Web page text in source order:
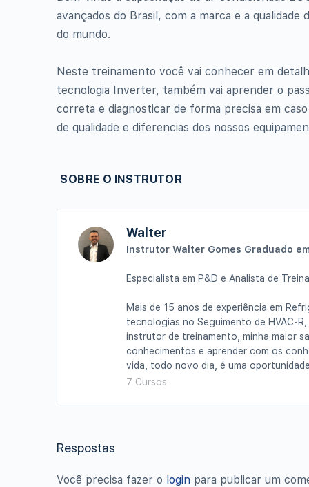
avançados do Brasil, com a marca e a
do mundo.
Neste treinamento você vai conhecer em
tecnologia Inverter, também vai aprender o
correta e diagnosticar de forma precisa em
de qualidade e diferencias dos nossos
SOBRE O INSTRUTOR
Walter
Instrutor Walter Gomes Graduado
Especialista em P&D e Analista de
Mais de 15 anos de experiência em
tecnologias no Seguimento de HVAC-
instrutor de treinamento, minha maior
conhecimentos e aprender com os
vida, todo novo dia, é uma
7 Cursos
Respostas
Você precisa fazer o login para publicar um